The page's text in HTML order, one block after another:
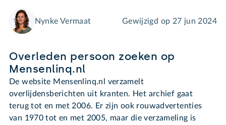
Nynke Vermaat Gewijzigd op 27 jun 2024
Overleden persoon zoeken op
Mensenlinq.nl
De website Mensenlinq.nl verzamelt
overlijdensberichten uit kranten. Het archief gaat
terug tot en met 2006. Er zijn ook rouwadvertenties
van 1970 tot en met 2005, maar die verzameling is